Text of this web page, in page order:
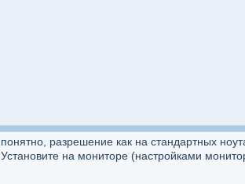
понятно, разрешение как на стандартных
Установите на мониторе (настройками